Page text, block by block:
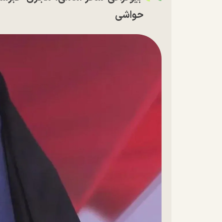
حواشی